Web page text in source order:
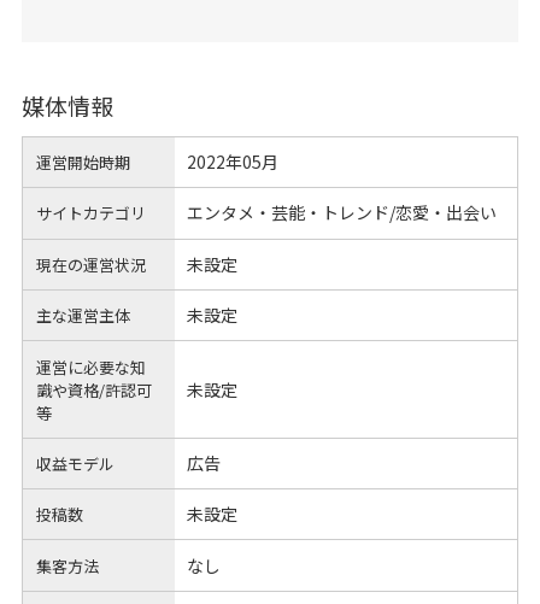
媒体情報
運営開始時期 2022年05月
サイトカテゴリ エンタメ・芸能・トレンド/恋愛・出会い
現在の運営状況 未設定
主な運営主体 未設定
運営に必要な知
識や資格/許認可
等
未設定
収益モデル 広告
投稿数 未設定
集客方法 なし